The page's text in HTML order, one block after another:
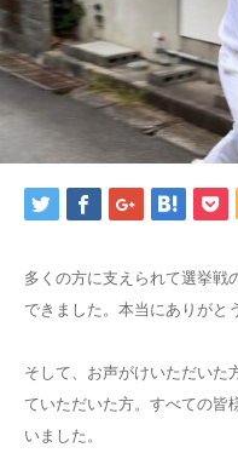
多くの方に支えられて選挙戦
できました。本当にありがと
そして、お声がけいただいた
ていただいた方。すべての皆
いました。